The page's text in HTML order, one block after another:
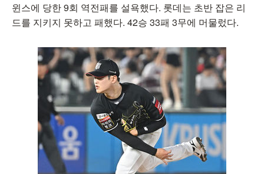
윈스에 당한 9회 역전패를 설욕했다. 롯데는 초반 잡은 리
드를 지키지 못하고 패했다. 42승 33패 3무에 머물렀다.